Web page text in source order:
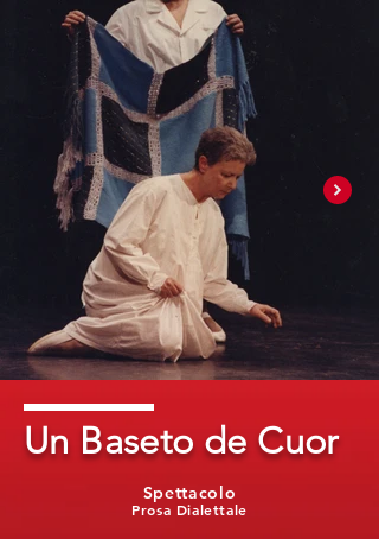
Un Baseto de Cuor
Prosa Dialettale
Spettacolo